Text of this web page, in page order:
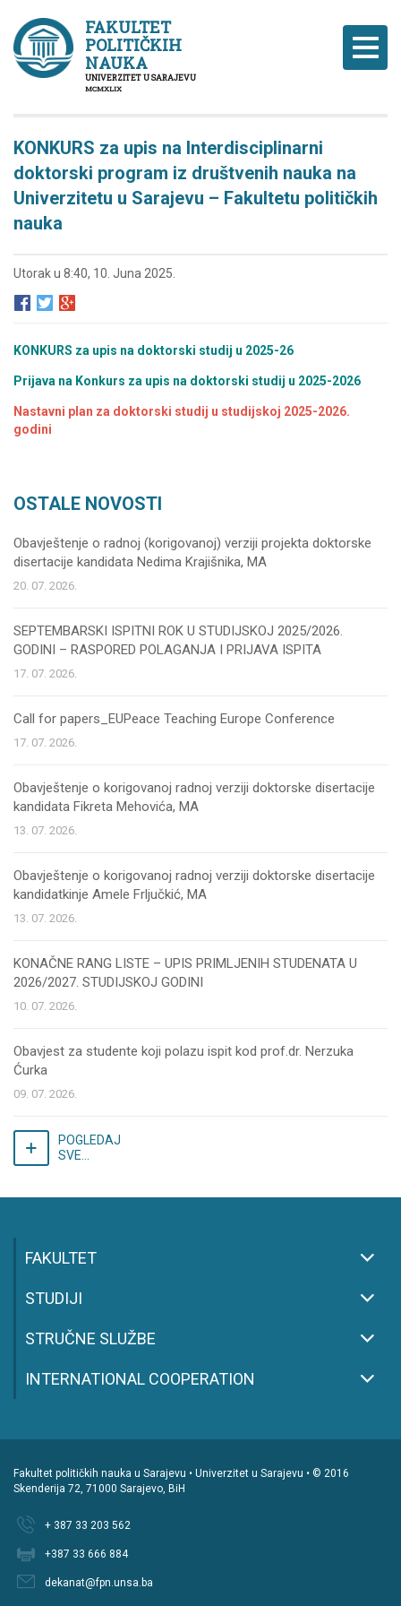
FAKULTET
POLITIČKIH
NAUKA
UNIVERZITET U SARAJEVU
MCMXLIX
KONKURS za upis na Interdisciplinarni
doktorski program iz društvenih nauka na
Univerzitetu u Sarajevu – Fakultetu političkih
nauka
Utorak u 8:40, 10. Juna 2025.
KONKURS za upis na doktorski studij u 2025-26
Prijava na Konkurs za upis na doktorski studij u 2025-2026
Nastavni plan za doktorski studij u studijskoj 2025-2026.
godini
OSTALE NOVOSTI
Obavještenje o radnoj (korigovanoj) verziji projekta doktorske
disertacije kandidata Nedima Krajišnika, MA
20. 07. 2026.
SEPTEMBARSKI ISPITNI ROK U STUDIJSKOJ 2025/2026.
GODINI – RASPORED POLAGANJA I PRIJAVA ISPITA
17. 07. 2026.
Call for papers_EUPeace Teaching Europe Conference
17. 07. 2026.
Obavještenje o korigovanoj radnoj verziji doktorske disertacije
kandidata Fikreta Mehovića, MA
13. 07. 2026.
Obavještenje o korigovanoj radnoj verziji doktorske disertacije
kandidatkinje Amele Frljučkić, MA
13. 07. 2026.
KONAČNE RANG LISTE – UPIS PRIMLJENIH STUDENATA U
2026/2027. STUDIJSKOJ GODINI
10. 07. 2026.
Obavjest za studente koji polazu ispit kod prof.dr. Nerzuka
Ćurka
09. 07. 2026.
POGLEDAJ
SVE...
FAKULTET
STUDIJI
STRUČNE SLUŽBE
INTERNATIONAL COOPERATION
Fakultet političkih nauka u Sarajevu • Univerzitet u Sarajevu • © 2016
Skenderija 72, 71000 Sarajevo, BiH
+ 387 33 203 562
+387 33 666 884
dekanat@fpn.unsa.ba